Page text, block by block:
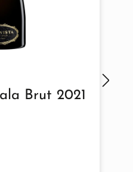
Brut 2021